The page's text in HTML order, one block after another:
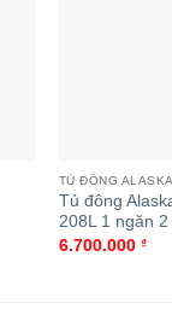
TỦ ĐÔNG
Tủ đông
208L 1 ngăn 2
6.700.000 ₫